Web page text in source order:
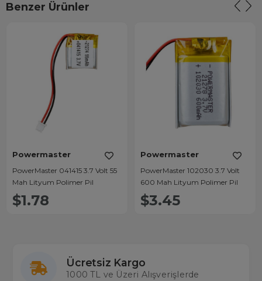
Benzer Ürünler
Powermaster
PowerMaster 041415 3.7 Volt 55
Mah Lityum Polimer Pil
$1.78
Powermaster
PowerMaster 102030 3.7 Volt
600 Mah Lityum Polimer Pil
$3.45
Ücretsiz Kargo
1000 TL ve Üzeri Alışverişlerde